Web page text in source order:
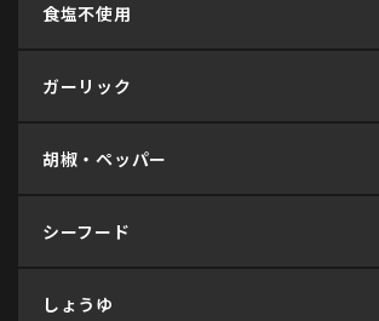
食塩不使用
ガーリック
胡椒・ペッパー
シーフード
しょうゆ